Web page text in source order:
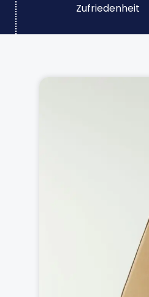
Zufriedenheit